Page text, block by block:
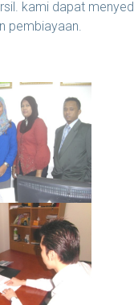
kami dapat
pembiayaan.